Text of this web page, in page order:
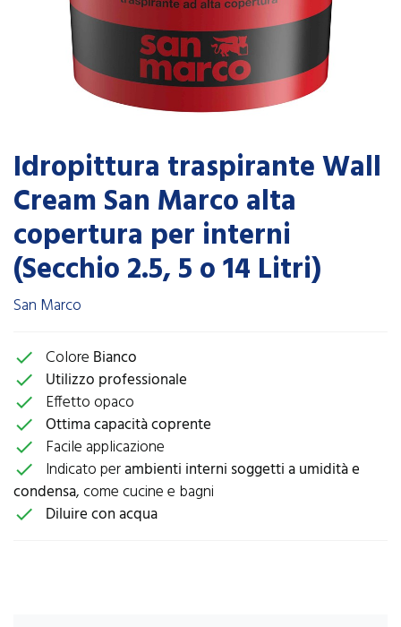
Idropittura traspirante Wall
Cream San Marco alta
copertura per interni
(Secchio 2.5, 5 o 14 Litri)
San Marco
check Colore Bianco
check Utilizzo professionale
check Effetto opaco
check Ottima capacità coprente
check Facile applicazione
check Indicato perambienti interni soggetti a umidità e
condensa, come cucine e bagni
check Diluire con acqua